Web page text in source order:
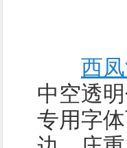
西
中空透
专用字